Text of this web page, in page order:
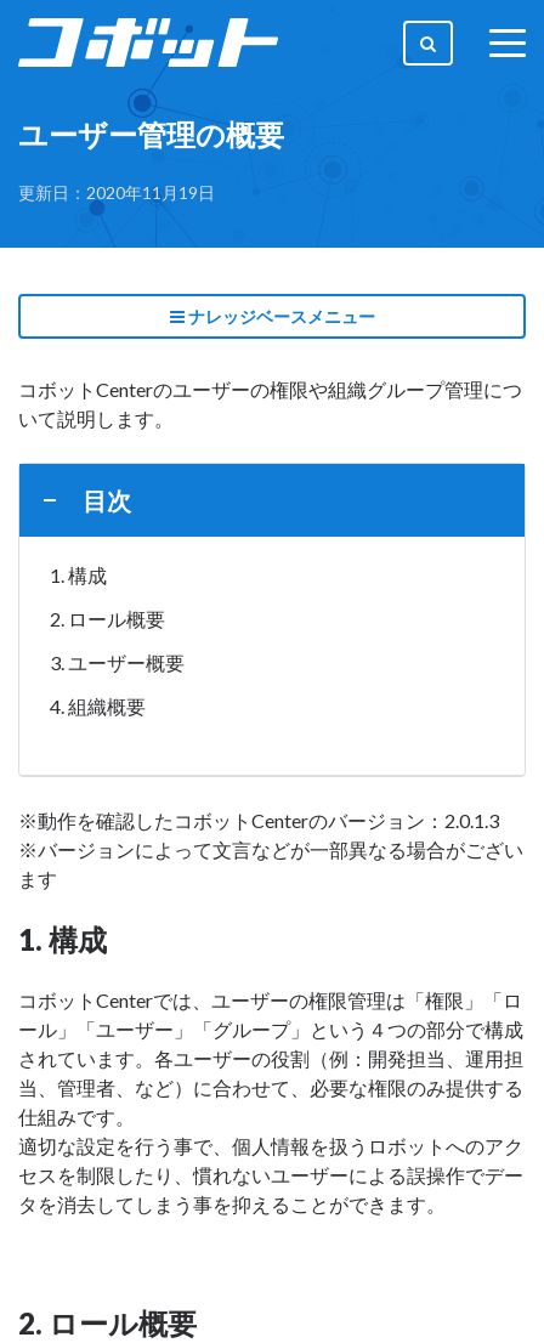
ユーザー管理の概要
更新日：2020年11月19日
ナレッジベースメニュー
コボットCenterのユーザーの権限や組織グループ管理につ
いて説明します。
目次
構成
ロール概要
ユーザー概要
組織概要
※動作を確認したコボットCenterのバージョン：2.0.1.3
※バージョンによって文言などが一部異なる場合がござい
ます
1. 構成
コボットCenterでは、ユーザーの権限管理は「権限」「ロ
ール」「ユーザー」「グループ」という４つの部分で構成
されています。各ユーザーの役割（例：開発担当、運用担
当、管理者、など）に合わせて、必要な権限のみ提供する
仕組みです。
適切な設定を行う事で、個人情報を扱うロボットへのアク
セスを制限したり、慣れないユーザーによる誤操作でデー
タを消去してしまう事を抑えることができます。
2. ロール概要